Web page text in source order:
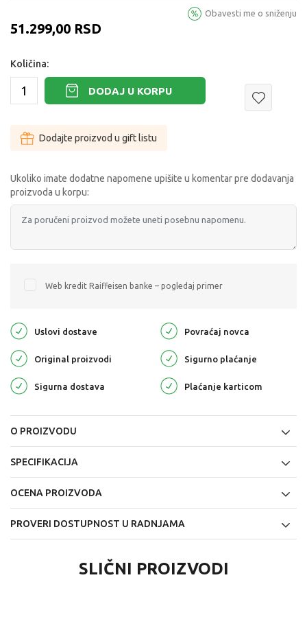
51.299,00 RSD
Obavesti me o sniženju
Količina:
DODAJ U KORPU
Dodajte proizvod u gift listu
Ukoliko imate dodatne napomene upišite u komentar pre dodavanja
proizvoda u korpu:
Web kredit Raiffeisen banke – pogledaj primer
Uslovi dostave Povraćaj novca
Original proizvodi Sigurno plaćanje
Sigurna dostava Plaćanje karticom
O PROIZVODU
SPECIFIKACIJA
OCENA PROIZVODA
PROVERI DOSTUPNOST U RADNJAMA
SLIČNI PROIZVODI